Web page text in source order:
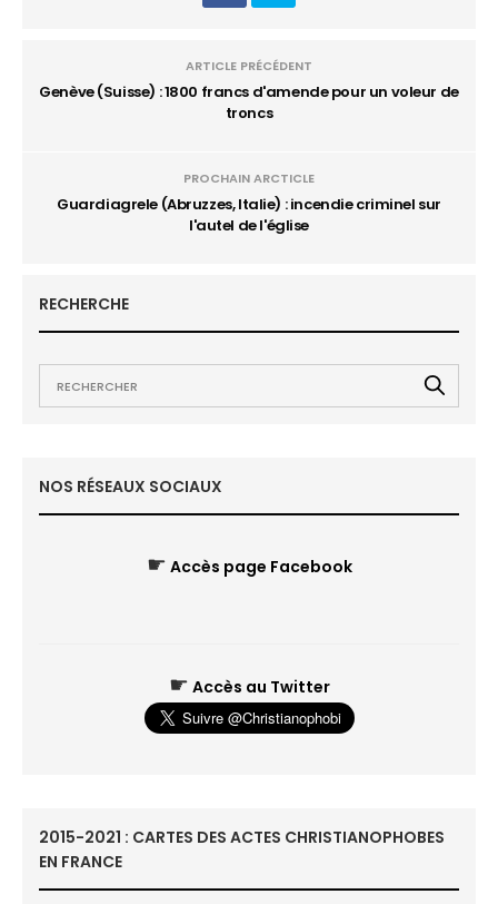
ARTICLE PRÉCÉDENT
Genève (Suisse) : 1800 francs d'amende pour un voleur de
troncs
PROCHAIN ARCTICLE
Guardiagrele (Abruzzes, Italie) : incendie criminel sur
l'autel de l'église
RECHERCHE
NOS RÉSEAUX SOCIAUX
☛ Accès page Facebook
☛ Accès au Twitter
2015-2021 : CARTES DES ACTES CHRISTIANOPHOBES
EN FRANCE